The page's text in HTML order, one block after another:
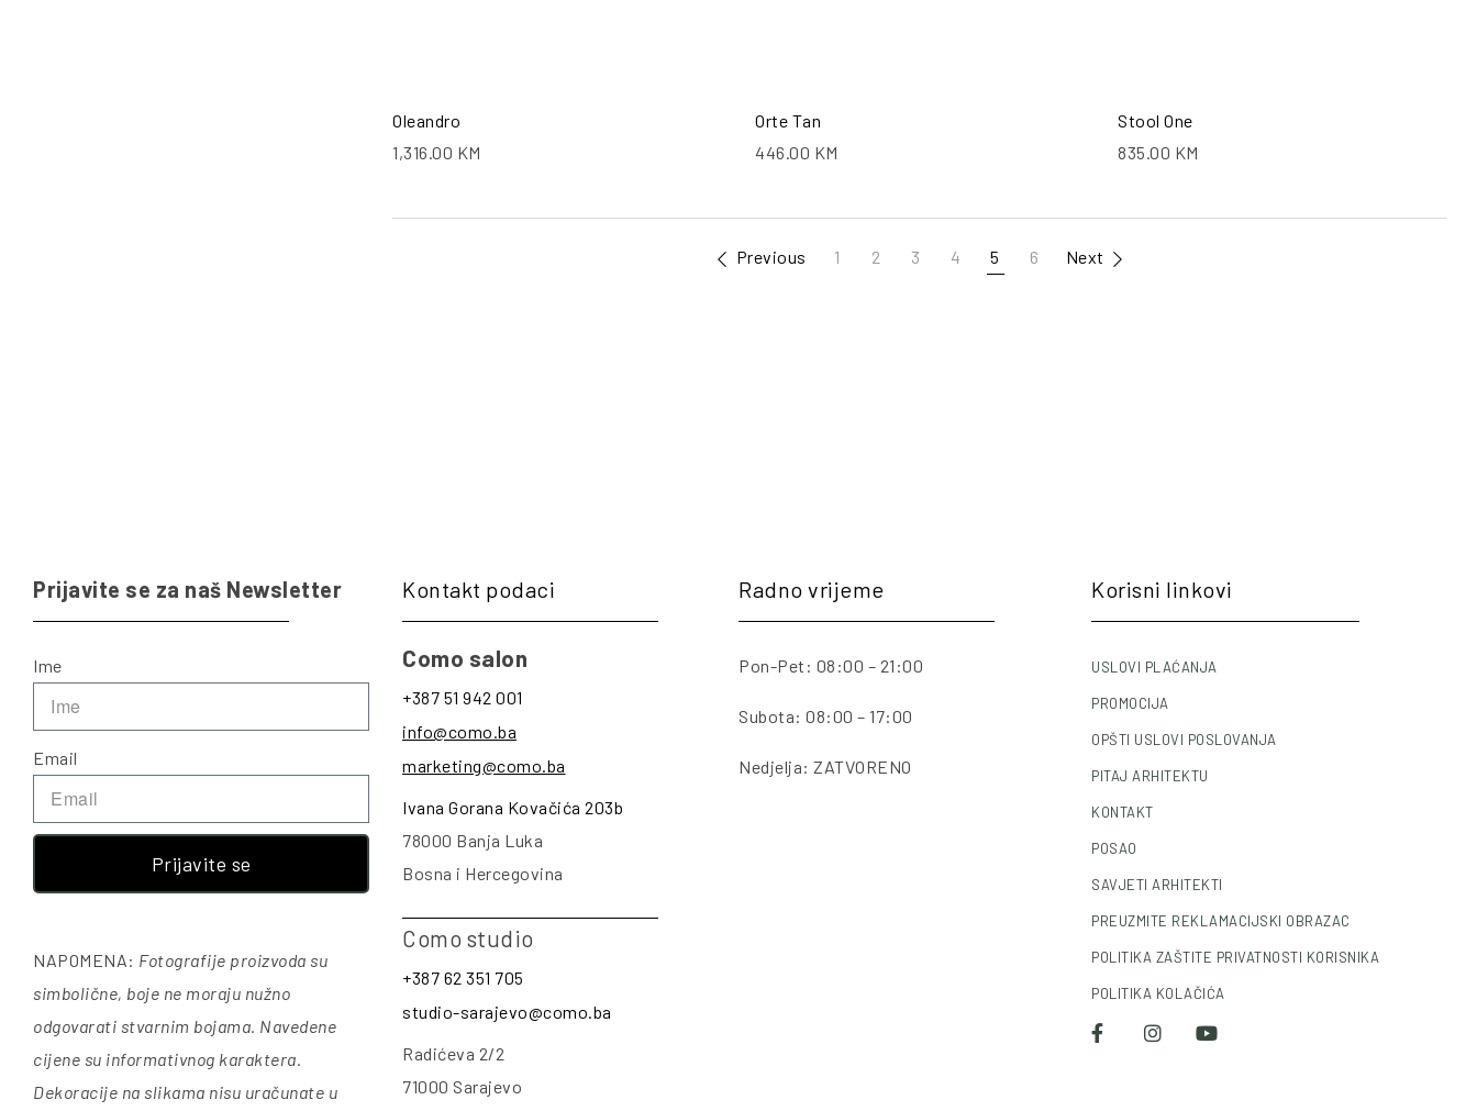
Oleandro
1,316.00 KM
Orte Tan
446.00 KM
Stool One
835.00 KM
1 2 3 4 5 6 Next
Prijavite se za naš Newsletter
Ime
Email
Prijavite se
NAPOMENA: Fotografije proizvoda su
simbolične, boje ne moraju nužno
odgovarati stvarnim bojama. Navedene
cijene su informativnog karaktera.
Dekoracije na slikama nisu uračunate u
Kontakt podaci
Como salon
+387 51 942 001
info@como.ba
marketing@como.ba
Ivana Gorana Kovačića 203b
78000 Banja Luka
Bosna i Hercegovina
Como studio
+387 62 351 705
studio-sarajevo@como.ba
Radićeva 2/2
71000 Sarajevo
Radno vrijeme
Pon-Pet: 08:00 – 21:00
Subota: 08:00 – 17:00
Nedjelja: ZATVORENO
Korisni linkovi
USLOVI PLAĆANJA
PROMOCIJA
OPŠTI USLOVI POSLOVANJA
PITAJ ARHITEKTU
KONTAKT
POSAO
SAVJETI ARHITEKTI
PREUZMITE REKLAMACIJSKI OBRAZAC
POLITIKA ZAŠTITE PRIVATNOSTI KORISNIKA
POLITIKA KOLAČIĆA